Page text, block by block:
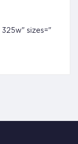
325w" sizes="